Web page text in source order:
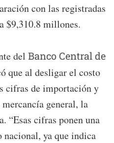
con las registradas
$9,310.8 millones.
del Banco Central de
que al desligar el costo
cifras de importación y
general, la
“Esas cifras ponen una
ya que indica